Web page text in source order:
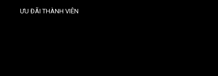
ƯU ĐÃI THÀNH VIÊN